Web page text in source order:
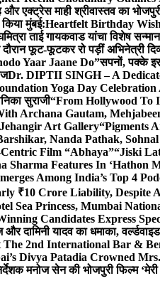
एक्ट्रेस माही श्रीवास्तव का भोजपुरी
मुंबई:Heartfelt Birthday
ताई गायकवाड यांचा विशेष सन्मान
फूट-फूटकर रो पड़ीं अभिनेत्री
Yaar Jaane Do”सपनों, पक्के
Dr. DIPTII SINGH – A
Yoga Day
सुराजी“From Hollywood To
Archana Gautam,
Art Gallery“Pigments
Nanda Pathak,
Film “Abhaya”“Jiski
Sharma Features In ‘Hathon
Among India’s Top 4
₹10 Crore Liability,
Sea Princess, Mumbai
Candidates Express
और दामिनी यादव का धमाका,
2nd International Bar &
Divya Patadia Crowned
मनोज सेन की भोजपुरी फिल्म